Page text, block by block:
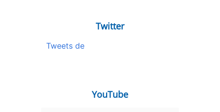
Twitter
Tweets de
YouTube